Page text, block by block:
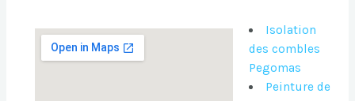
Isolation
des combles
Pegomas
Peinture de